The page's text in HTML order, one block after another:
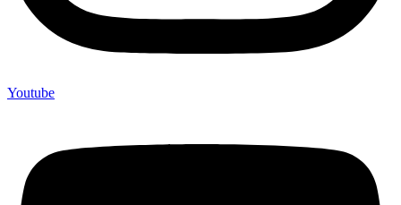
Youtube